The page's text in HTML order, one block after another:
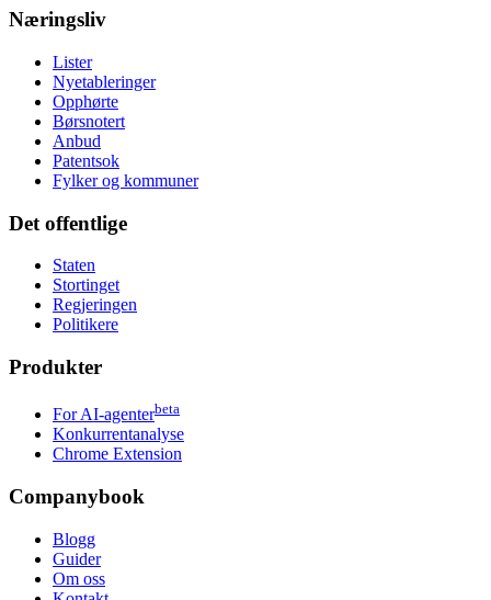
Næringsliv
Lister
Nyetableringer
Opphørte
Børsnotert
Anbud
Patentsok
Fylker og kommuner
Det offentlige
Staten
Stortinget
Regjeringen
Politikere
Produkter
For AI-agenterbeta
Konkurrentanalyse
Chrome Extension
Companybook
Blogg
Guider
Om oss